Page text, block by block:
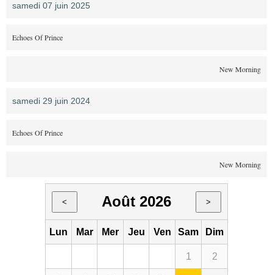
samedi 07 juin 2025
Echoes Of Prince
New Morning
samedi 29 juin 2024
Echoes Of Prince
New Morning
< Août 2026 >
Lun Mar Mer Jeu Ven Sam Dim
1 2